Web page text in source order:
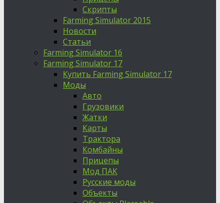
Скрипты
Farming Simulator 2015
Новости
Статьи
Farming Simulator 16
Farming Simulator 17
Купить Farming Simulator 17
Моды
Авто
Грузовики
Жатки
Карты
Трактора
Комбайны
Прицепы
Мод ПАК
Русские моды
Объекты